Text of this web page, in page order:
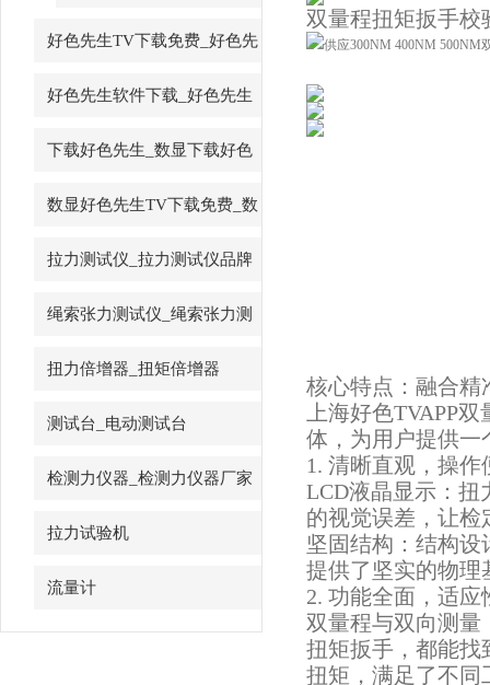
好色先生TV下载免费_好色先
生TV下载免费厂家
好色先生软件下载_好色先生
软件下载厂家
下载好色先生_数显下载好色
先生
数显好色先生TV下载免费_数
字好色先生TV下载免费
拉力测试仪_拉力测试仪品牌
绳索张力测试仪_绳索张力测
试仪
扭力倍增器_扭矩倍增器
测试台_电动测试台
检测力仪器_检测力仪器厂家
拉力试验机
流量计
双量程扭矩扳手校
核心特点：融
上海好色TVAPP
体，为用户提供
1. 清晰直观，操
LCD液晶显示：
的视觉误差，让检
坚固结构：结构
提供了坚实的物理基
2. 功能全面，适
双量程与双向测量
扭矩扳手，都能
扭矩，满足了不同